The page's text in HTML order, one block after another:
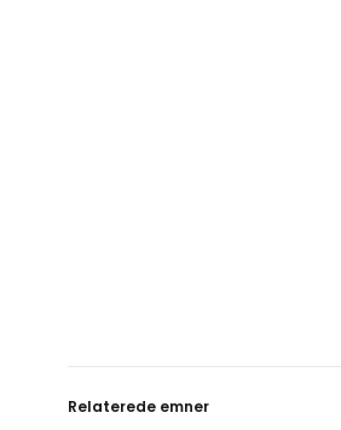
Relaterede emner